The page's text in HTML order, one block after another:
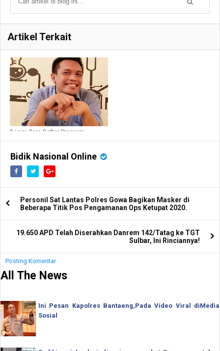
Artikel Terkait
Begini Cara Daftar Program
Bidik Nasional Online
Personil Sat Lantas Polres Gowa Bagikan Masker di
Beberapa Titik Pos Pengamanan Ops Ketupat 2020.
19.650 APD Telah Diserahkan Danrem 142/Tatag ke TGT
Sulbar, Ini Rinciannya!
Posting Komentar
All The News
Ini Pesan Kapolres Bantaeng,Pada Video Viral diMedia
Sosial